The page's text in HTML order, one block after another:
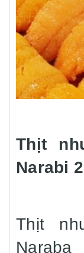
Thịt
Narabi
Thịt